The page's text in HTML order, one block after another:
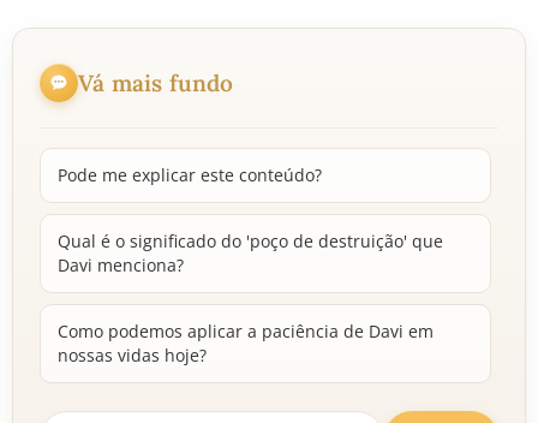
Vá mais fundo
Pode me explicar este conteúdo?
Qual é o significado do 'poço de destruição' que
Davi menciona?
Como podemos aplicar a paciência de Davi em
nossas vidas hoje?